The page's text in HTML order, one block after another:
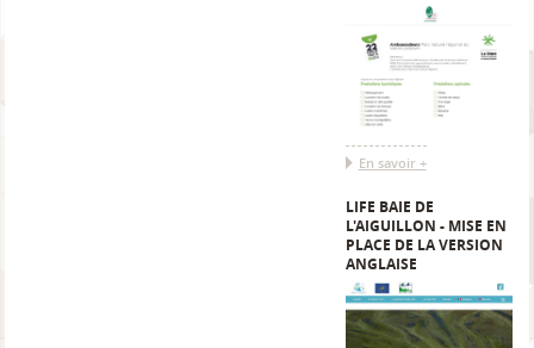
En savoir +
LIFE BAIE DE
L'AIGUILLON - MISE EN
PLACE DE LA VERSION
ANGLAISE